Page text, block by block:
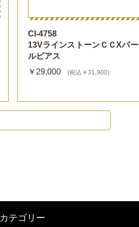
CI-4758
13VラインストーンＣＣXパー
ルピアス
￥29,000
(税込￥31,900)
カテゴリー